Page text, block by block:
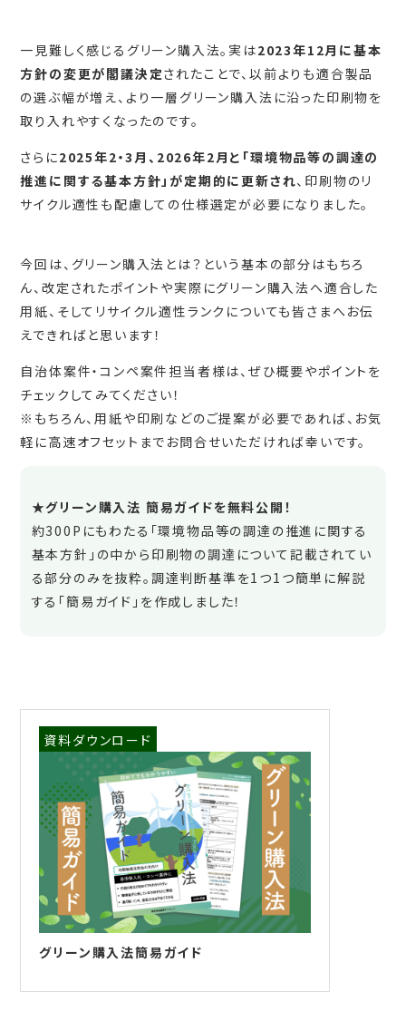
一見難しく感じるグリーン購入法。実は2023年12月に基本
方針の変更が閣議決定されたことで、以前よりも適合製品
の選ぶ幅が増え、より一層グリーン購入法に沿った印刷物を
取り入れやすくなったのです。
さらに2025年2・3月、2026年2月と「環境物品等の調達の
推進に関する基本方針」が定期的に更新され、印刷物のリ
サイクル適性も配慮しての仕様選定が必要になりました。
今回は、グリーン購入法とは？という基本の部分はもちろ
ん、改定されたポイントや実際にグリーン購入法へ適合した
用紙、そしてリサイクル適性ランクについても皆さまへお伝
えできればと思います！
自治体案件・コンペ案件担当者様は、ぜひ概要やポイントを
チェックしてみてください！
※もちろん、用紙や印刷などのご提案が必要であれば、お気
軽に高速オフセットまでお問合せいただければ幸いです。
★グリーン購入法 簡易ガイドを無料公開！
約300Pにもわたる「環境物品等の調達の推進に関する
基本方針」の中から印刷物の調達について記載されてい
る部分のみを抜粋。調達判断基準を1つ1つ簡単に解説
する「簡易ガイド」を作成しました！
資料ダウンロード
グリーン購入法簡易ガイド